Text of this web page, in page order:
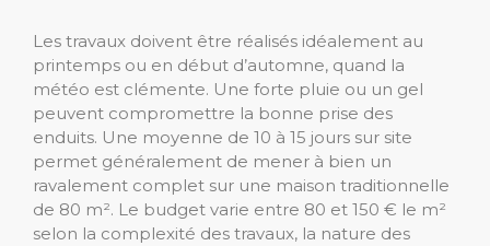
Les travaux doivent être réalisés idéalement au
printemps ou en début d’automne, quand la
météo est clémente. Une forte pluie ou un gel
peuvent compromettre la bonne prise des
enduits. Une moyenne de 10 à 15 jours sur site
permet généralement de mener à bien un
ravalement complet sur une maison traditionnelle
de 80 m². Le budget varie entre 80 et 150 € le m²
selon la complexité des travaux, la nature des